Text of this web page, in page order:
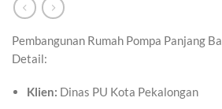
Pembangunan Rumah Pompa Panjang
Detail:
Klien: Dinas PU Kota Pekalongan